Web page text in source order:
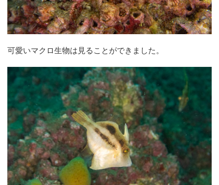
可愛いマクロ生物は見ることができました。